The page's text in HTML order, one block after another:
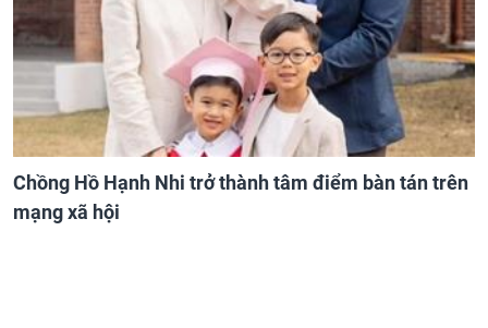
Chồng Hồ Hạnh Nhi trở thành tâm điểm bàn tán trên
mạng xã hội